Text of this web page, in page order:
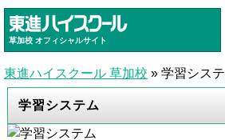
草加校 オフィシャルサイト
東進ハイスクール 草加校 » 学習シス
学習システム